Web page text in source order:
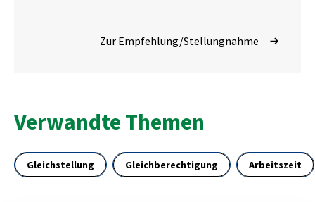
Zur Empfehlung/Stellungnahme
Verwandte Themen
Gleichstellung Gleichberechtigung Arbeitszeit